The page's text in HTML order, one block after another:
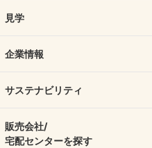
見学
企業情報
サステナビリティ
販売会社/
宅配センターを探す